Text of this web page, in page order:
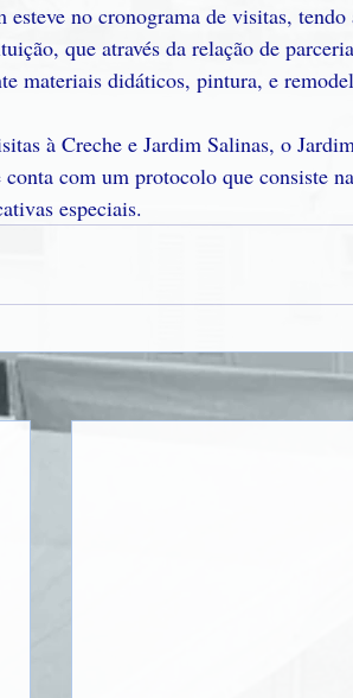
no cronograma de visitas,
que através da relação de
materiais didáticos, pintura, e
à Creche e Jardim Salinas, o
com um protocolo que consiste
especiais.